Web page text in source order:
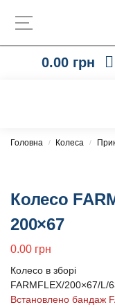
0.00 грн
Головна / Колеса /
Колесо
200×67
0.00 грн
Колесо в зборі
FARMFLEX/200×67/L/
Встановлено бандаж